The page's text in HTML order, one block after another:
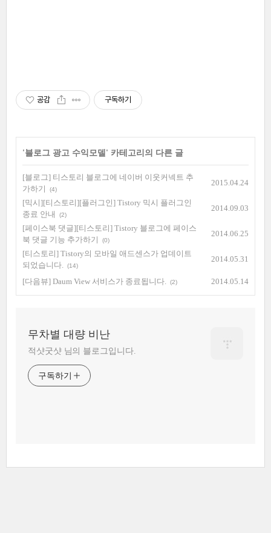
공감 구독하기
'블로그 광고 수익모델 ' 카테고리의 다른 글
[블로그] 티스토리 블로그에 네이버 이웃커넥트 추
가하기
(4)
2015.04.24
[믹시][티스토리][플러그인] Tistory 믹시 플러그인
종료 안내
(2)
2014.09.03
[페이스북 댓글][티스토리] Tistory 블로그에 페이스
북 댓글 기능 추가하기
(0)
2014.06.25
[티스토리] Tistory의 모바일 애드센스가 업데이트
되었습니다.
(14)
2014.05.31
[다음뷰] Daum View 서비스가 종료됩니다. (2) 2014.05.14
무차별 대량 비난
적샷굿샷 님의 블로그입니다.
구독하기